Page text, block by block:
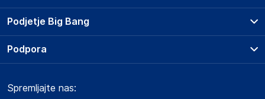
Podjetje Big Bang
O podjetju
Obvestila za javnost
Prodajna mesta
Storitve
Dostava, vnos in odvoz
Načini plačila
Podpora
Marketplace
Spremljajte nas: